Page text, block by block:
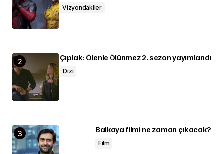
Vizyondakiler
Çıplak: Ölenle Ölünmez 2. sezon yayımlandı
Dizi
Balkaya filmi ne zaman çıkacak?
Film